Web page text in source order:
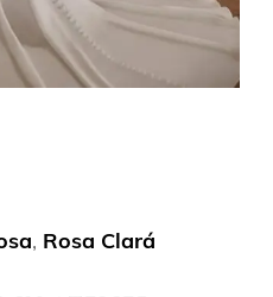
, Rosa Clará